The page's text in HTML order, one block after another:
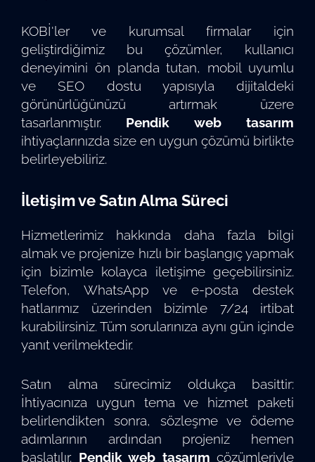
KOBİ'ler ve kurumsal firmalar için
geliştirdiğimiz bu çözümler, kullanıcı
deneyimini ön planda tutan, mobil uyumlu
ve SEO dostu yapısıyla dijitaldeki
görünürlüğünüzü artırmak üzere
tasarlanmıştır. Pendik web tasarım
ihtiyaçlarınızda size en uygun çözümü birlikte
belirleyebiliriz.
İletişim ve Satın Alma Süreci
Hizmetlerimiz hakkında daha fazla bilgi
almak ve projenize hızlı bir başlangıç yapmak
için bizimle kolayca iletişime geçebilirsiniz.
Telefon, WhatsApp ve e-posta destek
hatlarımız üzerinden bizimle 7/24 irtibat
kurabilirsiniz. Tüm sorularınıza aynı gün içinde
yanıt verilmektedir.
Satın alma sürecimiz oldukça basittir:
İhtiyacınıza uygun tema ve hizmet paketi
belirlendikten sonra, sözleşme ve ödeme
adımlarının ardından projeniz hemen
başlatılır. Pendik web tasarım çözümleriyle